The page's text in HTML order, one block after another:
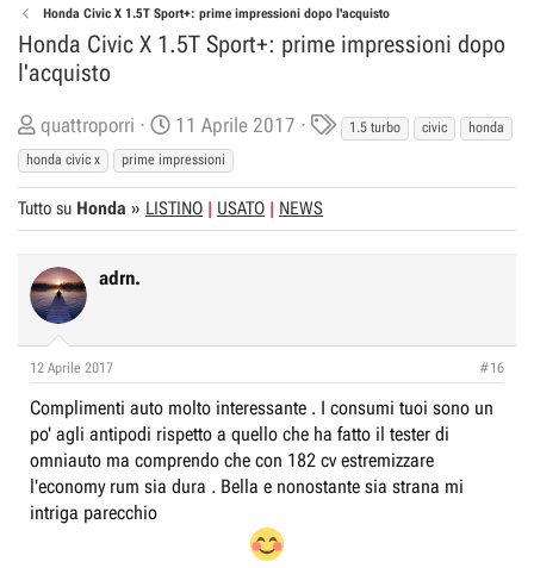
Honda Civic X 1.5T Sport+: prime impressioni dopo l'acquisto
Honda Civic X 1.5T Sport+: prime impressioni dopo
l'acquisto
C
r
e
a
t
o
r
e
D
s
c
u
s
s
quattroporri
D
a
t
a
d
i
i
o
11 Aprile 2017
T
g
1.5 turbo civic
honda
honda civic x
prime impressioni
Tutto su Honda » LISTINO USATO NEWS
adrn.
12 Aprile 2017 #16
Complimenti auto molto interessante . I consumi tuoi sono un
po' agli antipodi rispetto a quello che ha fatto il tester di
omniauto ma comprendo che con 182 cv estremizzare
l'economy rum sia dura . Bella e nonostante sia strana mi
intriga parecchio